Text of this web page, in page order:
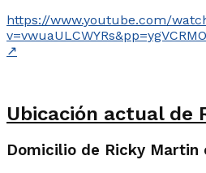
https://www.youtube.com/
↗
Ubicación actual de
Domicilio de Ricky Martin